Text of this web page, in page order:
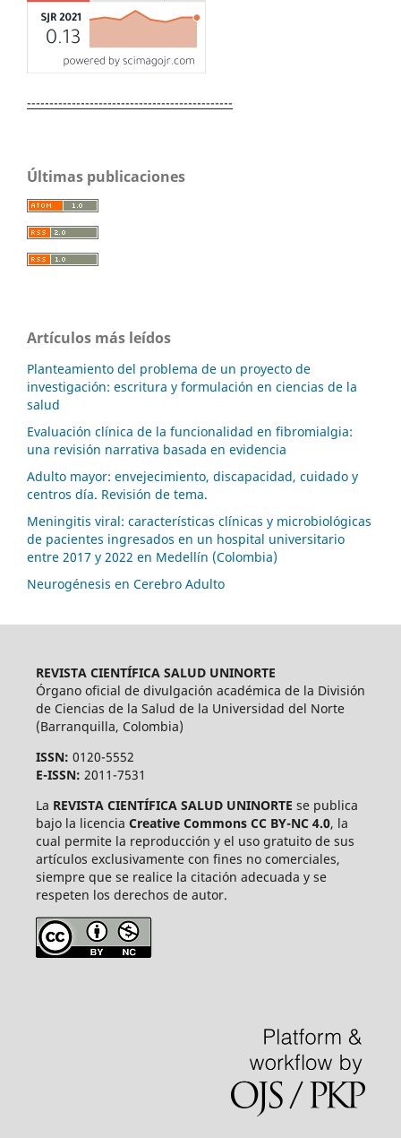
----------------------------------------------
Últimas publicaciones
Artículos más leídos
Planteamiento del problema de un proyecto de
investigación: escritura y formulación en ciencias de la
salud
Evaluación clínica de la funcionalidad en fibromialgia:
una revisión narrativa basada en evidencia
Adulto mayor: envejecimiento, discapacidad, cuidado y
centros día. Revisión de tema.
Meningitis viral: características clínicas y microbiológicas
de pacientes ingresados en un hospital universitario
entre 2017 y 2022 en Medellín (Colombia)
Neurogénesis en Cerebro Adulto
REVISTA CIENTÍFICA SALUD UNINORTE
Órgano oficial de divulgación académica de la División
de Ciencias de la Salud de la Universidad del Norte
(Barranquilla, Colombia)
ISSN: 0120-5552
E-ISSN: 2011-7531
La REVISTA CIENTÍFICA SALUD UNINORTE se publica
bajo la licencia Creative Commons CC BY-NC 4.0, la
cual permite la reproducción y el uso gratuito de sus
artículos exclusivamente con fines no comerciales,
siempre que se realice la citación adecuada y se
respeten los derechos de autor.